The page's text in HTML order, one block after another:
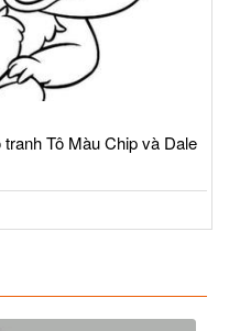
Tô Màu Chip và Dale